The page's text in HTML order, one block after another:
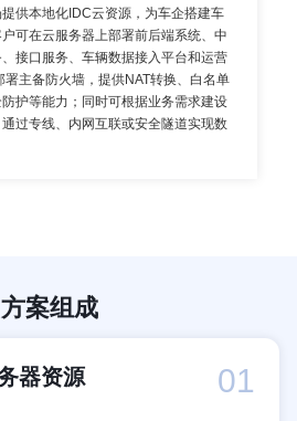
供本地化IDC云资源，为车企搭建车
可在云服务器上部署前后端系统、中
接口服务、车辆数据接入平台和运营
署主备防火墙，提供NAT转换、白名单
护等能力；同时可根据业务需求建设
过专线、内网互联或安全隧道实现数
方案组成
01
器资源